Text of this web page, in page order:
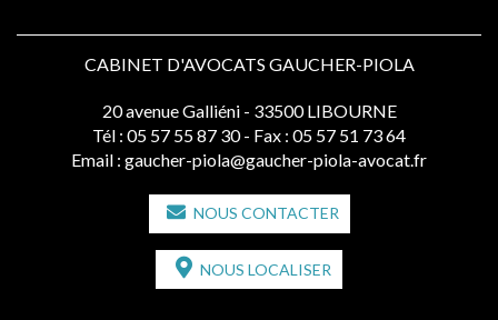
CABINET D'AVOCATS GAUCHER-PIOLA
20 avenue Galliéni - 33500 LIBOURNE
Tél : 05 57 55 87 30 - Fax : 05 57 51 73 64
Email : gaucher-piola@gaucher-piola-avocat.fr
NOUS CONTACTER
NOUS LOCALISER